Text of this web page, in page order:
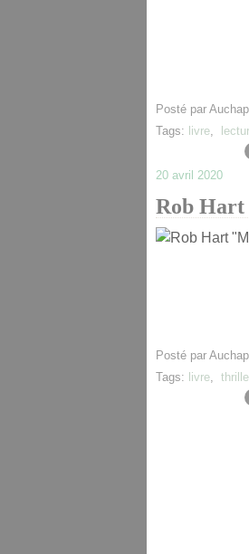
Posté par
Tags: livre,
20 avril 2020
Rob
Posté par
Tags: livre,